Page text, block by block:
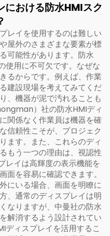
における防水HMIスク
レイを使用するのは難しい
屋外のさまざまな要素が標
可能性があります。防水
使用に不可欠です。なぜな
るからです。例えば、作業
建設現場を考えてみてくだ
、機器が泥で汚れることも
）社の防水HMIディ
関係なく作業員は機器を確
信頼性こそが、プロジェク
ます。また、これらのディ
もう一つの理由は、視認性
レイは高輝度の表示機能を
面を容易に確認できます。
にいる場合、画面を明瞭に
、通常のディスプレイは明
なりますが、中曼社の防水
解消するよう設計されてい
ディスプレイを活用するこ